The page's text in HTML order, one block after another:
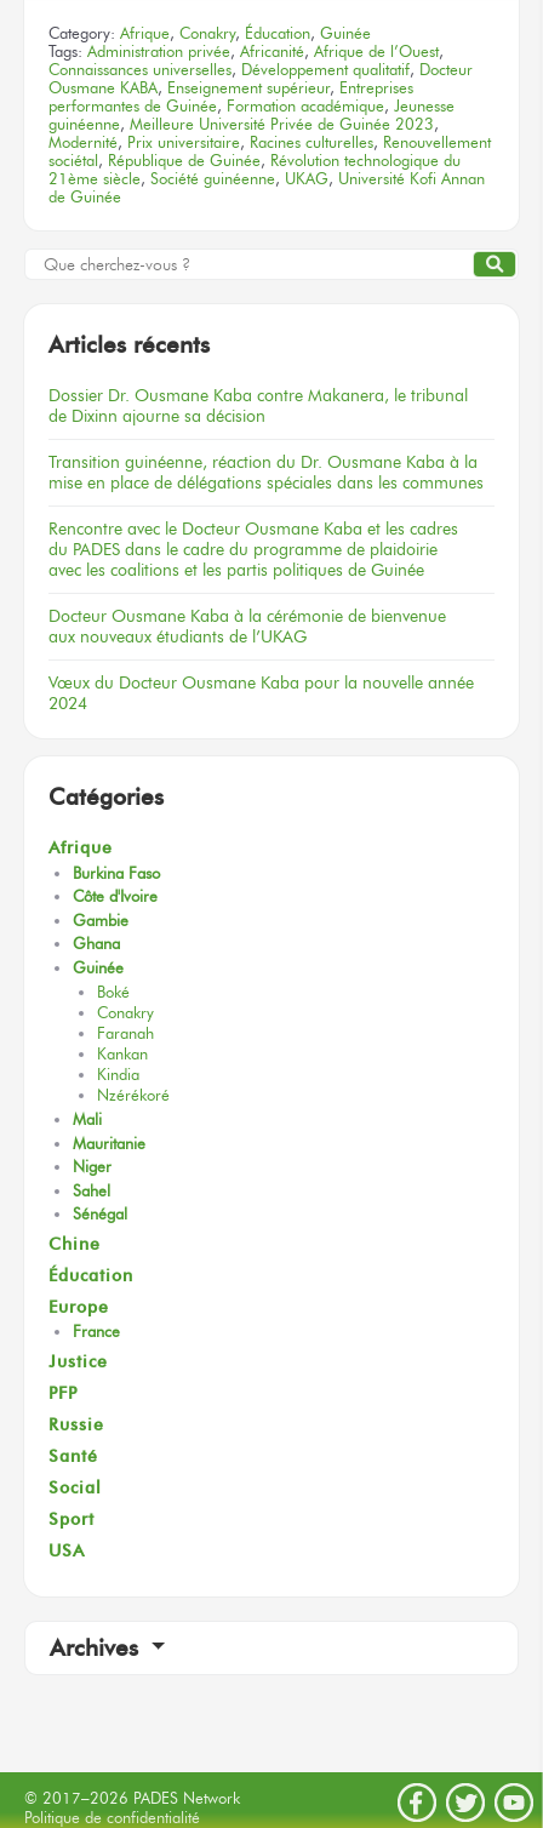
Category: Afrique, Conakry, Éducation, Guinée
Tags: Administration privée, Africanité, Afrique de l’Ouest,
Connaissances universelles, Développement qualitatif, Docteur
Ousmane KABA, Enseignement supérieur, Entreprises
performantes de Guinée, Formation académique, Jeunesse
guinéenne, Meilleure Université Privée de Guinée 2023,
Modernité, Prix universitaire, Racines culturelles, Renouvellement
sociétal , République de Guinée, Révolution technologique du
21ème siècle, Société guinéenne, UKAG, Université Kofi Annan
de Guinée
Articles récents
Dossier Dr. Ousmane Kaba contre Makanera, le tribunal
de Dixinn ajourne sa décision
Transition guinéenne, réaction du Dr. Ousmane Kaba à la
mise en place de délégations spéciales dans les communes
Rencontre avec le Docteur Ousmane Kaba et les cadres
du PADES dans le cadre du programme de plaidoirie
avec les coalitions et les partis politiques de Guinée
Docteur Ousmane Kaba à la cérémonie de bienvenue
aux nouveaux étudiants de l’UKAG
Vœux du Docteur Ousmane Kaba pour la nouvelle année
2024
Catégories
Afrique
Burkina Faso
Côte d'Ivoire
Gambie
Ghana
Guinée
Boké
Conakry
Faranah
Kankan
Kindia
Nzérékoré
Mali
Mauritanie
Niger
Sahel
Sénégal
Chine
Éducation
Europe
France
Justice
PFP
Russie
Santé
Social
Sport
USA
Archives
© 2017–2026 PADES Network
Politique de confidentialité